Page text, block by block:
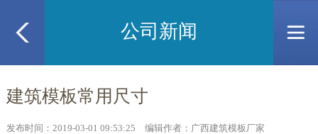
公司新闻
建筑模板常用尺寸
发布时间：2019-03-01 09:53:25 编辑作者：广西建筑模板厂家